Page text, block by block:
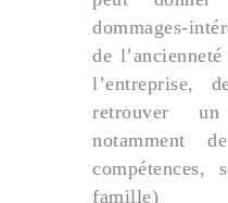
dommages-
de
l’entreprise,
retrouver
notamment
famille)